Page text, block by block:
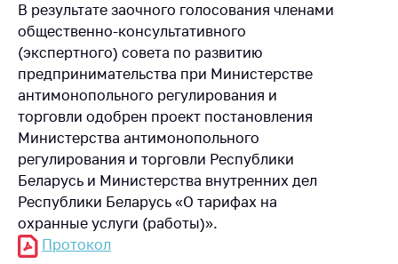
Контакты
Адрес и режим
работы
Приемная
Министра
Горячая линия
Пресс-служба
Вышестоящий
государственный
орган
В результате заочного голосования членами
общественно-консультативного
(экспертного) совета по развитию
предпринимательства при Министерстве
антимонопольного регулирования и
торговли одобрен проект постановления
Министерства антимонопольного
регулирования и торговли Республики
Беларусь и Министерства внутренних дел
Республики Беларусь «О тарифах на
охранные услуги (работы)».
Протокол